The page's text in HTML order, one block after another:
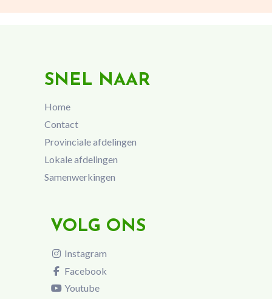
SNEL NAAR
Home
Contact
Provinciale afdelingen
Lokale afdelingen
Samenwerkingen
VOLG ONS
Instagram
Facebook
Youtube